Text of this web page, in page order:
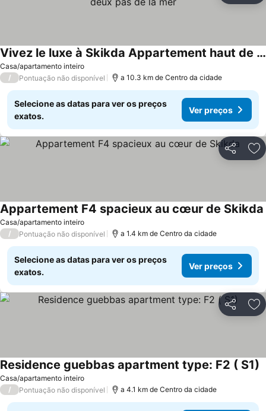
Casa/apartamento inteiro
Vivez le luxe à Skikda Appartement haut de gamme à deux pas de la mer
/ Pontuação não disponível a 10.3 km de Centro da cidade
Selecione as datas para ver os preços
exatos.
Ver preços
Partilhar
Casa/apartamento inteiro
Appartement F4 spacieux au cœur de Skikda
/ Pontuação não disponível a 1.4 km de Centro da cidade
Selecione as datas para ver os preços
exatos.
Ver preços
Partilhar
Casa/apartamento inteiro
Residence guebbas apartment type: F2 ( S1)
/ Pontuação não disponível a 4.1 km de Centro da cidade